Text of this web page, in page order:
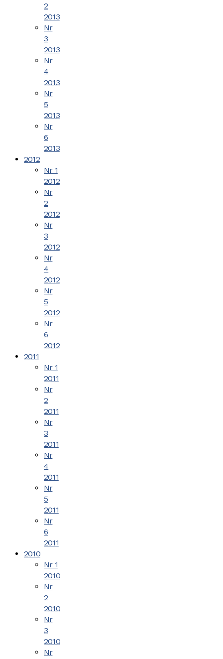
2
2013
Nr
3
2013
Nr
4
2013
Nr
5
2013
Nr
6
2013
2012
Nr 1
2012
Nr
2
2012
Nr
3
2012
Nr
4
2012
Nr
5
2012
Nr
6
2012
2011
Nr 1
2011
Nr
2
2011
Nr
3
2011
Nr
4
2011
Nr
5
2011
Nr
6
2011
2010
Nr 1
2010
Nr
2
2010
Nr
3
2010
Nr